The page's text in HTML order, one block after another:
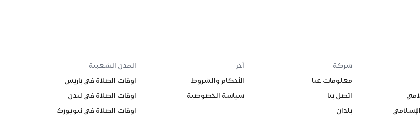
شركة
معلومات عنا
اتصل بنا
بلدان
آخر
الأحكام والشروط
سياسة الخصوصية
المدن الشعبية
اوقات الصلاة في باريس
اوقات الصلاة في لندن
اوقات الصلاة في نيويورك